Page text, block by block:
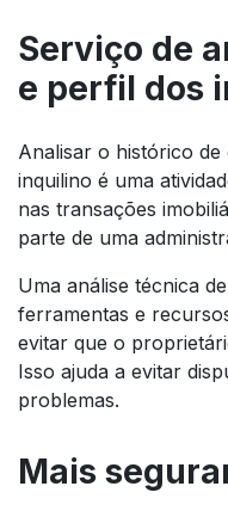
Serviço de
e perfil dos
Analisar o histórico
inquilino é uma
nas transações
parte de uma
Uma análise técnica
ferramentas e
evitar que o
Isso ajuda a evitar
problemas.
Mais